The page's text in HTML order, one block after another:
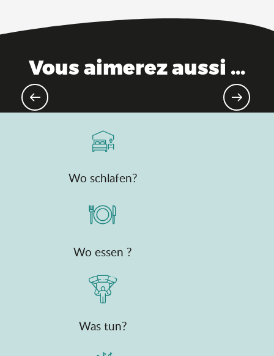
Vous aimerez aussi ...
Wo schlafen?
Wo essen ?
Was tun?